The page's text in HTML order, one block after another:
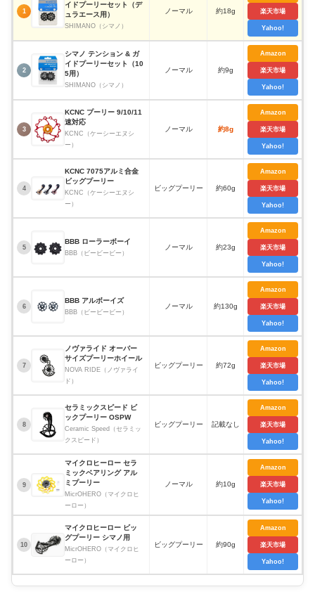
1
イドプーリーセット（デ
ュラエース用）
SHIMANO（シマノ）
ノーマル 約18g 楽天市場
Yahoo!
2
シマノ テンション & ガ
イドプーリーセット（10
5用）
SHIMANO（シマノ）
ノーマル 約9g
Amazon
楽天市場
Yahoo!
3
KCNC プーリー 9/10/11
速対応
KCNC（ケーシーエヌシ
ー）
ノーマル 約8g
Amazon
楽天市場
Yahoo!
4
KCNC 7075アルミ合金
ビッグプーリー
KCNC（ケーシーエヌシ
ー）
ビッグプーリー 約60g
Amazon
楽天市場
Yahoo!
5
BBB ローラーボーイ
BBB（ビービービー）
ノーマル 約23g
Amazon
楽天市場
Yahoo!
6
BBB アルボーイズ
BBB（ビービービー）
ノーマル 約130g
Amazon
楽天市場
Yahoo!
7
ノヴァライド オーバー
サイズプーリーホイール
NOVA RIDE（ノヴァライ
ド）
ビッグプーリー 約72g
Amazon
楽天市場
Yahoo!
8
セラミックスピード ビ
ックプーリー OSPW
Ceramic Speed（セラミッ
クスピード）
ビッグプーリー 記載なし
Amazon
楽天市場
Yahoo!
9
マイクロヒーロー セラ
ミックベアリング アル
ミプーリー
MicrOHERO（マイクロヒ
ーロー）
ノーマル 約10g
Amazon
楽天市場
Yahoo!
10
マイクロヒーロー ビッ
グプーリー シマノ用
MicrOHERO（マイクロヒ
ーロー）
ビッグプーリー 約90g
Amazon
楽天市場
Yahoo!